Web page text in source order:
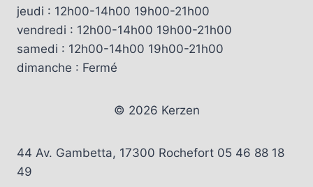
jeudi : 12h00-14h00 19h00-21h00
vendredi : 12h00-14h00 19h00-21h00
samedi : 12h00-14h00 19h00-21h00
dimanche : Fermé
© 2026 Kerzen
44 Av. Gambetta, 17300 Rochefort 05 46 88 18
49